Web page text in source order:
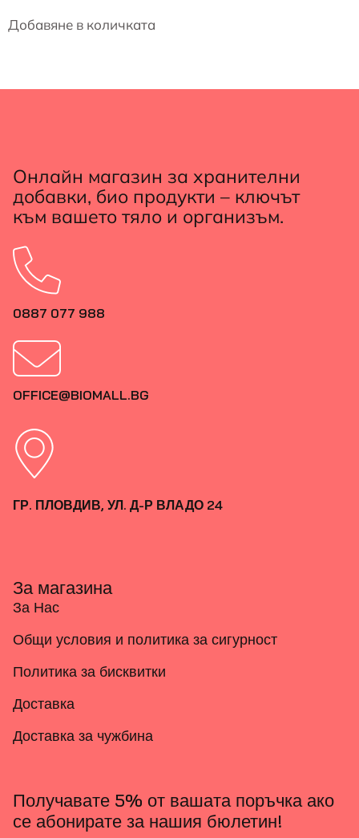
Добавяне в количката
Онлайн магазин за хранителни
добавки, био продукти – ключът
към вашето тяло и организъм.
0887 077 988
OFFICE@BIOMALL.BG
ГР. ПЛОВДИВ, УЛ. Д-Р ВЛАДО 24
За магазина
За Нас
Общи условия и политика за сигурност
Политика за бисквитки
Доставка
Доставка за чужбина
Получавате 5% от вашата поръчка ако
се абонирате за нашия бюлетин!